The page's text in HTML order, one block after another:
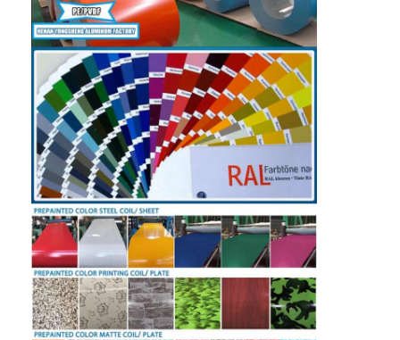
صفحه آلومینیوم
دایره آلومینیومی
سیم پیچ آلومینیوم روکش شده
کویل آلومینیومی
کویل نوار آلومینیومی
صفحه شطرنجی آلومینیوم